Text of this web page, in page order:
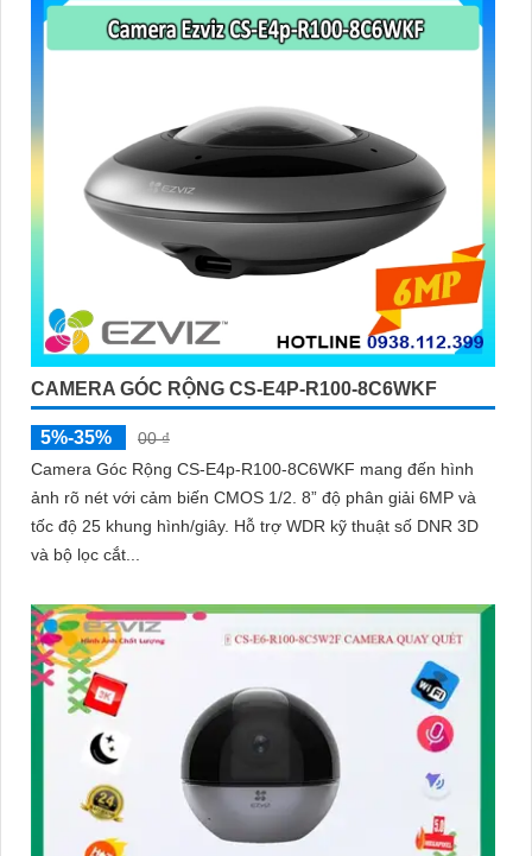
CAMERA GÓC RỘNG CS-E4P-R100-8C6WKF
5%-35%
00 ₫
Camera Góc Rộng CS-E4p-R100-8C6WKF mang đến hình
ảnh rõ nét với cảm biến CMOS 1/2. 8” độ phân giải 6MP và
tốc độ 25 khung hình/giây. Hỗ trợ WDR kỹ thuật số DNR 3D
và bộ lọc cắt...